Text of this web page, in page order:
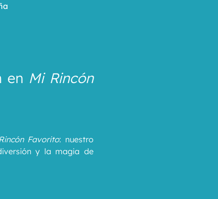
en Mi Rincón
Favorito: nuestro
y la magia de